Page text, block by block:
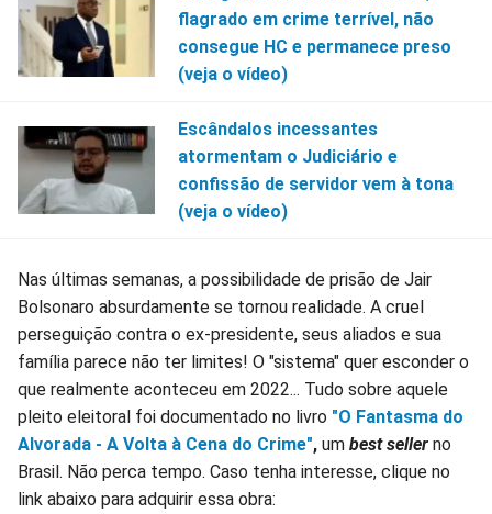
flagrado em crime terrível, não
consegue HC e permanece preso
(veja o vídeo)
Escândalos incessantes
atormentam o Judiciário e
confissão de servidor vem à tona
(veja o vídeo)
Nas últimas semanas, a possibilidade de prisão de Jair
Bolsonaro absurdamente se tornou realidade. A cruel
perseguição contra o ex-presidente, seus aliados e sua
família parece não ter limites! O "sistema" quer esconder o
que realmente aconteceu em 2022... Tudo sobre aquele
pleito eleitoral foi documentado no livro "O Fantasma do
Alvorada - A Volta à Cena do Crime", um best seller no
Brasil. Não perca tempo. Caso tenha interesse, clique no
link abaixo para adquirir essa obra: